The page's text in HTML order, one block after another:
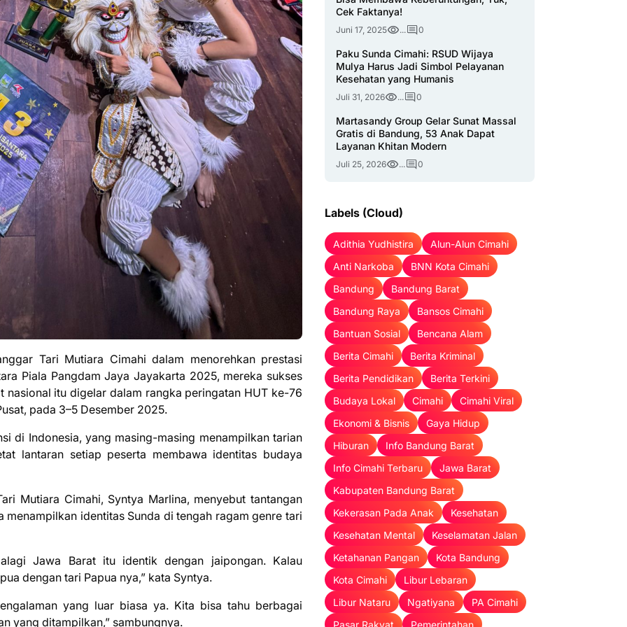
Tari Mutiara Cimahi dalam menorehkan prestasi
Piala Pangdam Jaya Jayakarta 2025, mereka sukses
itu digelar dalam rangka peringatan HUT ke-76
pada 3–5 Desember 2025.
di Indonesia, yang masing-masing menampilkan tarian
lantaran setiap peserta membawa identitas budaya
Mutiara Cimahi, Syntya Marlina, menyebut tantangan
identitas Sunda di tengah ragam genre tari
Jawa Barat itu identik dengan jaipongan. Kalau
dengan tari Papua nya,” kata Syntya.
yang luar biasa ya. Kita bisa tahu berbagai
yang ditampilkan,” sambungnya.
Cek Faktanya!
Juni 17, 2025 ... 0
Paku Sunda Cimahi: RSUD Wijaya
Mulya Harus Jadi Simbol Pelayanan
Kesehatan yang Humanis
Juli 31, 2026 ... 0
Martasandy Group Gelar Sunat Massal
Gratis di Bandung, 53 Anak Dapat
Layanan Khitan Modern
Juli 25, 2026 ... 0
Labels (Cloud)
Adithia Yudhistira
Alun-Alun Cimahi
Anti Narkoba
BNN Kota Cimahi
Bandung
Bandung Barat
Bandung Raya
Bansos Cimahi
Bantuan Sosial
Bencana Alam
Berita Cimahi
Berita Kriminal
Berita Pendidikan
Berita Terkini
Budaya Lokal
Cimahi
Cimahi Viral
Ekonomi & Bisnis
Gaya Hidup
Hiburan
Info Bandung Barat
Info Cimahi Terbaru
Jawa Barat
Kabupaten Bandung Barat
Kekerasan Pada Anak
Kesehatan
Kesehatan Mental
Keselamatan Jalan
Ketahanan Pangan
Kota Bandung
Kota Cimahi
Libur Lebaran
Libur Nataru
Ngatiyana
PA Cimahi
Pasar Rakyat
Pemerintahan